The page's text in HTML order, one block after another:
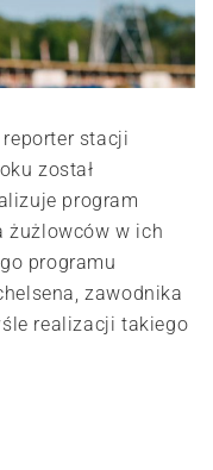
stacji
został
program
żużlowców w ich
programu
zawodnika
realizacji takiego